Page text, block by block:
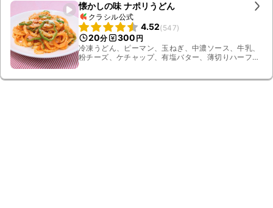
懐かしの味 ナポリうどん
クラシル公式
4.52(547)
20分 300 円
冷凍うどん、ピーマン、玉ねぎ、中濃ソース、牛乳、
粉チーズ、ケチャップ、有塩バター、薄切りハーフ